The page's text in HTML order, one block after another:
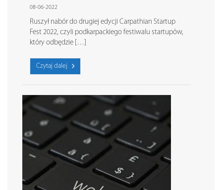
08-06-2022
Ruszył nabór do drugiej edycji Carpathian Startup
Fest 2022, czyli podkarpackiego festiwalu startupów,
który odbędzie […]
Czytaj dalej